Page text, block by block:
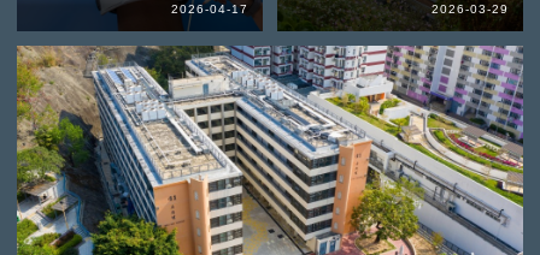
2026-04-17 2026-03-29